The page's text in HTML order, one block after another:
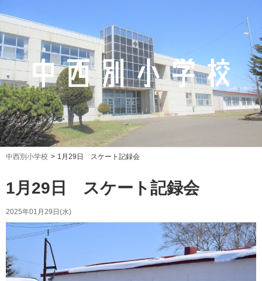
中西別小学校 1月29日 スケート記録会
1月29日 スケート記録会
2025年01月29日(水)